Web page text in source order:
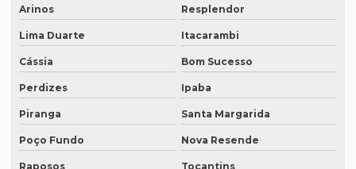
Intérprete simultâneo espanhol em bh
Intérprete simultâneo espanhol rio de janeiro
Intérprete simultâneo inglês em bh
Intérprete simultâneo inglês rj
Intérprete de videoconferência
Intérprete para webinars
Arinos Resplendor
Lima Duarte Itacarambi
Cássia Bom Sucesso
Perdizes Ipaba
Piranga Santa Margarida
Poço Fundo Nova Resende
Raposos Tocantins